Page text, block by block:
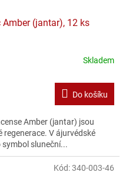
(jantar), 12 ks
Skladem
Do košíku
Amber (jantar) jsou
regenerace. V ájurvédské
sluneční...
Kód:340-003-46